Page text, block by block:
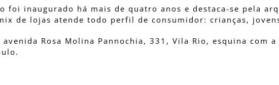
foi inaugurado há mais de quatro anos e destaca-se pela
de lojas atende todo perfil de consumidor: crianças,
avenida Rosa Molina Pannochia, 331, Vila Rio, esquina com